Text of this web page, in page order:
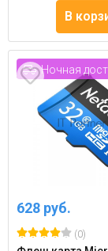
В
Ночная
628 руб.
(0)